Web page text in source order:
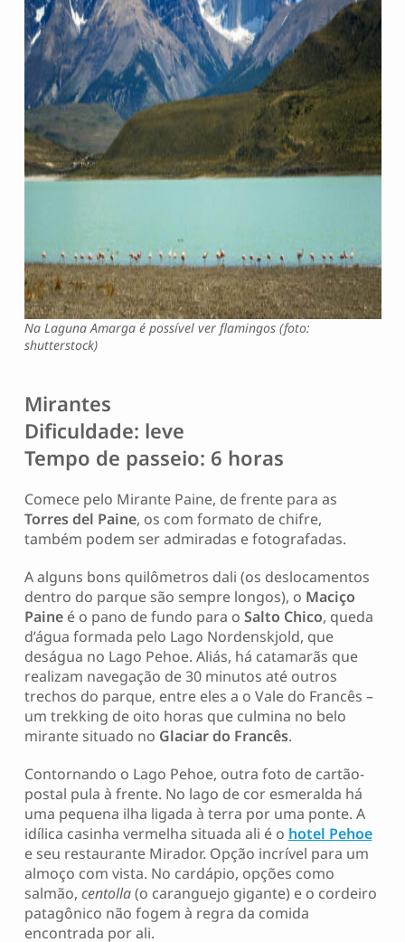
Na Laguna Amarga é possível ver flamingos (foto:
shutterstock)
Mirantes
Dificuldade: leve
Tempo de passeio: 6 horas
Comece pelo Mirante Paine, de frente para as
Torres del Paine, os com formato de chifre,
também podem ser admiradas e fotografadas.
A alguns bons quilômetros dali (os deslocamentos
dentro do parque são sempre longos), o Maciço
Paineé o pano de fundo para o Salto Chico, queda
d’água formada pelo Lago Nordenskjold, que
deságua no Lago Pehoe. Aliás, há catamarãs que
realizam navegação de 30 minutos até outros
trechos do parque, entre eles a o Vale do Francês –
um trekking de oito horas que culmina no belo
mirante situado no Glaciar do Francês.
Contornando o Lago Pehoe, outra foto de cartão-
postal pula à frente. No lago de cor esmeralda há
uma pequena ilha ligada à terra por uma ponte. A
idílica casinha vermelha situada ali é o hotel Pehoe
e seu restaurante Mirador. Opção incrível para um
almoço com vista. No cardápio, opções como
salmão, centolla(o caranguejo gigante) e o cordeiro
patagônico não fogem à regra da comida
encontrada por ali.